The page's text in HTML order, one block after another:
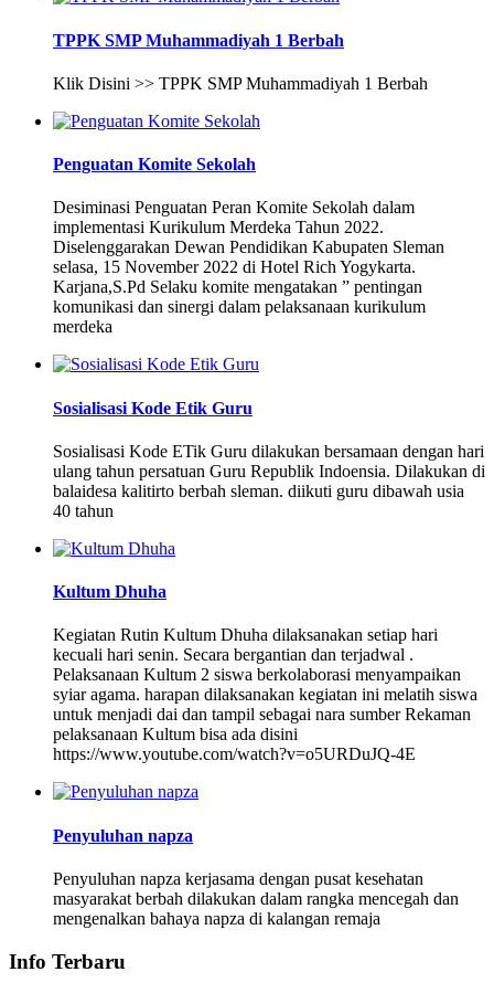
TPPK SMP Muhammadiyah 1 Berbah
Klik Disini >> TPPK SMP Muhammadiyah 1 Berbah
Penguatan Komite Sekolah
Desiminasi Penguatan Peran Komite Sekolah dalam
implementasi Kurikulum Merdeka Tahun 2022.
Diselenggarakan Dewan Pendidikan Kabupaten Sleman
selasa, 15 November 2022 di Hotel Rich Yogykarta.
Karjana,S.Pd Selaku komite mengatakan ” pentingan
komunikasi dan sinergi dalam pelaksanaan kurikulum
merdeka
Sosialisasi Kode Etik Guru
Sosialisasi Kode ETik Guru dilakukan bersamaan dengan hari
ulang tahun persatuan Guru Republik Indoensia. Dilakukan di
balaidesa kalitirto berbah sleman. diikuti guru dibawah usia
40 tahun
Kultum Dhuha
Kegiatan Rutin Kultum Dhuha dilaksanakan setiap hari
kecuali hari senin. Secara bergantian dan terjadwal .
Pelaksanaan Kultum 2 siswa berkolaborasi menyampaikan
syiar agama. harapan dilaksanakan kegiatan ini melatih siswa
untuk menjadi dai dan tampil sebagai nara sumber Rekaman
pelaksanaan Kultum bisa ada disini
https://www.youtube.com/watch?v=o5URDuJQ-4E
Penyuluhan napza
Penyuluhan napza kerjasama dengan pusat kesehatan
masyarakat berbah dilakukan dalam rangka mencegah dan
mengenalkan bahaya napza di kalangan remaja
Info Terbaru